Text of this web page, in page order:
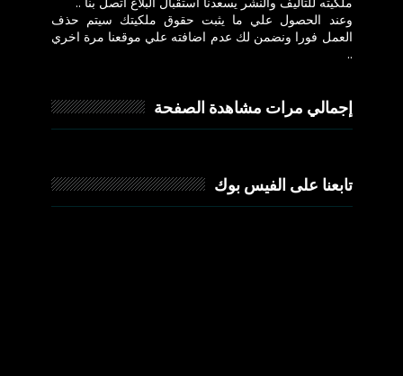
وعند الحصول علي ما يثبت حقوق ملكيتك سيتم حذف
العمل فورا ونضمن لك عدم اضافته علي موقعنا مرة اخري
..
إجمالي مرات مشاهدة الصفحة
تابعنا على الفيس بوك